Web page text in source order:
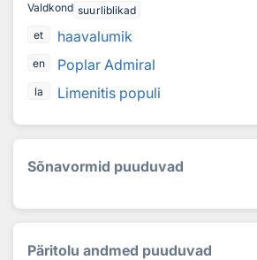
Valdkond suurliblikad
et
haavalumik
en Poplar Admiral
la Limenitis populi
Sõnavormid puuduvad
Päritolu andmed puuduvad